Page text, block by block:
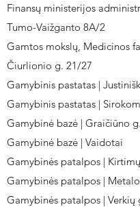
Finansų ministerijos
Tumo-Vaižganto 8A/2
Gamtos mokslų, Medicinos
Čiurlionio g. 21/27
Gamybinis pastatas |
Gamybinis pastatas |
Gamybinė bazė | Graičiūno
Gamybinė bazė | Vaidotai
Gamybinės patalpos |
Gamybinės patalpos |
Gamybinės patalpos | Verkių